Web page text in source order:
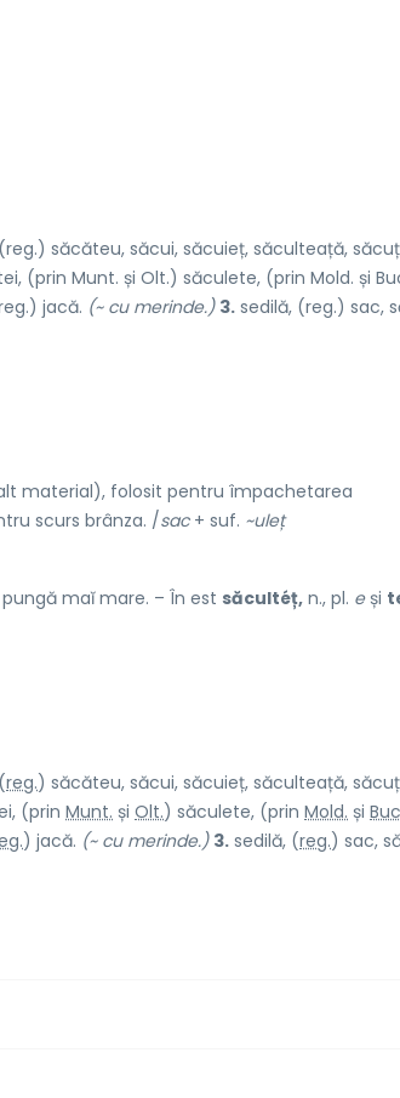
săcăteu, săcui, săcuieț, săculteață,
(prin Munt. și Olt.) săculete, (prin Mold. și
jacă. (~ cu merinde.) 3. sedilă, (reg.) sac,
material), folosit pentru împachetarea
scurs brânza. /sac+ suf. ~uleț
maĭ mare. – În est săcultéț, n., pl. eși
reg.) săcăteu, săcui, săcuieț, săculteață, săcu
i, (prin Munt. și Olt.) săculete, (prin Mold. și
) jacă. (~ cu merinde.) 3. sedilă, (reg.) sac,